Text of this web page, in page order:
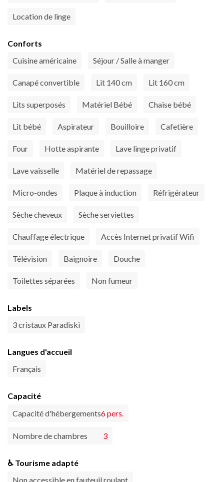
Location de linge
Conforts
Cuisine américaine
Séjour / Salle à manger
Canapé convertible Lit 140 cm Lit 160 cm
Lits superposés Matériel Bébé Chaise bébé
Lit bébé Aspirateur Bouilloire Cafetière
Four Hotte aspirante Lave linge privatif
Lave vaisselle Matériel de repassage
Micro-ondes Plaque à induction Réfrigérateur
Sèche cheveux Sèche serviettes
Chauffage électrique Accès Internet privatif Wifi
Télévision Baignoire Douche
Toilettes séparées Non fumeur
Labels
3 cristaux Paradiski
Langues d'accueil
Français
Capacité
Capacité d'hébergements6 pers.
Nombre de chambres 3
♿ Tourisme adapté
Non accessible en fauteuil roulant